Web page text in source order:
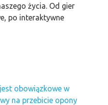
życia. Od gier
po interaktywne
obowiązkowe w
na przebicie opony